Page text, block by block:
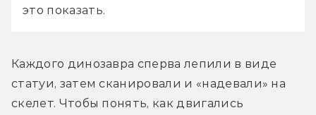
это показать.
Каждого динозавра сперва лепили в виде
статуи, затем сканировали и «надевали» на
скелет. Чтобы понять, как двигались